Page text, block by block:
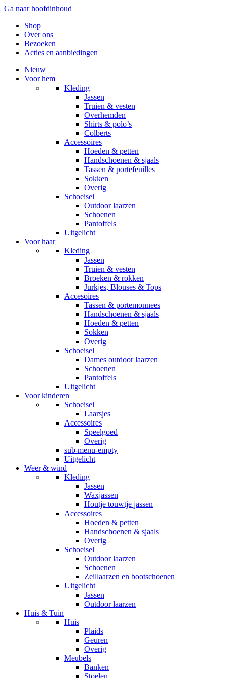
Ga naar hoofdinhoud
Account
Winkelwagen
Shop
Over ons
Bezoeken
Acties en aanbiedingen
Nieuw
Voor hem
Kleding
Jassen
Truien & vesten
Overhemden
Shirts & polo’s
Colberts
Accessoires
Hoeden & petten
Handschoenen & sjaals
Tassen & portefeuilles
Sokken
Overig
Schoeisel
Outdoor laarzen
Schoenen
Pantoffels
Uitgelicht
Voor haar
Kleding
Jassen
Truien & vesten
Broeken & rokken
Jurkjes, Blouses & Tops
Accesoires
Tassen & portemonnees
Handschoenen & sjaals
Hoeden & petten
Sokken
Overig
Schoeisel
Dames outdoor laarzen
Schoenen
Pantoffels
Uitgelicht
Voor kinderen
Schoeisel
Laarsjes
Accessoires
Speelgoed
Overig
sub-menu-empty
Uitgelicht
Weer & wind
Kleding
Jassen
Waxjassen
Houtje touwtje jassen
Accessoires
Hoeden & petten
Handschoenen & sjaals
Overig
Schoeisel
Outdoor laarzen
Schoenen
Zeillaarzen en bootschoenen
Uitgelicht
Jassen
Outdoor laarzen
Huis & Tuin
Huis
Plaids
Geuren
Overig
Meubels
Banken
Stoelen